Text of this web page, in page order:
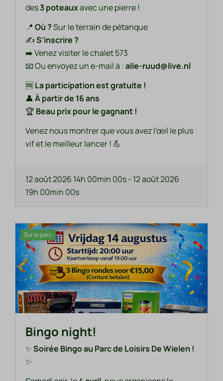
des3 poteauxavec une pierre !
📍Où ?Sur le terrain de pétanque
✍️S'inscrire ?
➡️ Venez visiter le chalet 573
📧 Ou envoyez un e-mail à :alie-ruud@live.nl
🆓 La participation est gratuite !
👤À partir de 16 ans
🏆 Beau prix pour le gagnant !
Venez nous montrer que vous avez l'œil le plus
vif et le meilleur lancer ! 💪
12 août 2026 14h 00min 00s- 12 août 2026
19h 00min 00s
Sur le parc
Bingo night!
✨Soirée Bingo au Parc de Loisirs De Wielen !
✨